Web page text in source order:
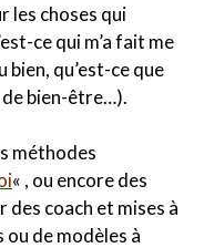
les choses qui
ce qui m’a fait me
bien, qu’est-ce que
de bien-être…).
méthodes
« , ou encore des
des coach et mises à
de modèles à